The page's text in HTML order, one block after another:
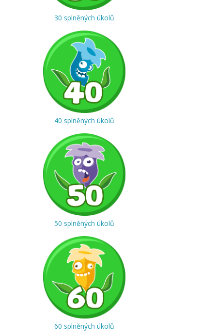
30 splněných úkolů
40 splněných úkolů
50 splněných úkolů
60 splněných úkolů